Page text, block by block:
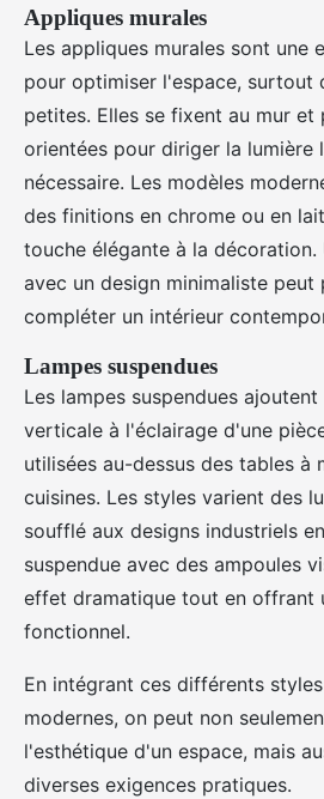
Appliques murales
Les appliques murales sont une
pour optimiser l'espace, surtout
petites. Elles se fixent au mur et
orientées pour diriger la lumière
nécessaire. Les modèles
des finitions en chrome ou en
touche élégante à la décoration.
avec un design minimaliste peut
compléter un intérieur
Lampes suspendues
Les lampes suspendues
verticale à l'éclairage d'une
utilisées au-dessus des tables à
cuisines. Les styles varient des
soufflé aux designs industriels
suspendue avec des ampoules
effet dramatique tout en offrant
fonctionnel.
En intégrant ces différents
modernes, on peut non
l'esthétique d'un espace, mais
diverses exigences pratiques.